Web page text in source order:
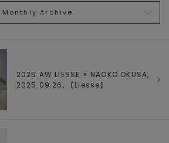
Monthly Archive
2025 AW LIESSE × NAOKO OKUSA,
2025.09.26, 【 Liesse】